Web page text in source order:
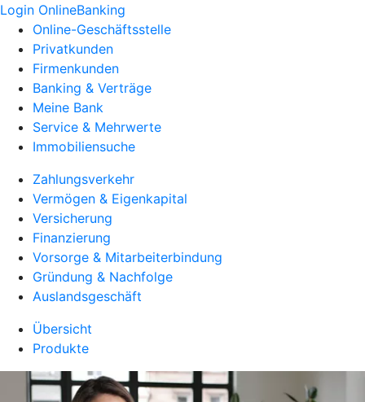
Login OnlineBanking
Online-Geschäftsstelle
Privatkunden
Firmenkunden
Banking & Verträge
Meine Bank
Service & Mehrwerte
Immobiliensuche
Zahlungsverkehr
Vermögen & Eigenkapital
Versicherung
Finanzierung
Vorsorge & Mitarbeiterbindung
Gründung & Nachfolge
Auslandsgeschäft
Übersicht
Produkte